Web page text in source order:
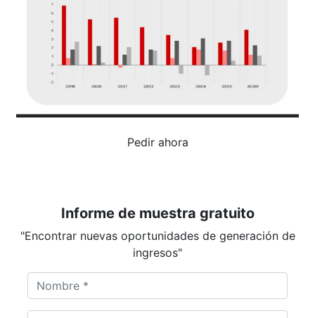
Pedir ahora
Informe de muestra gratuito
"Encontrar nuevas oportunidades de generación de
ingresos"